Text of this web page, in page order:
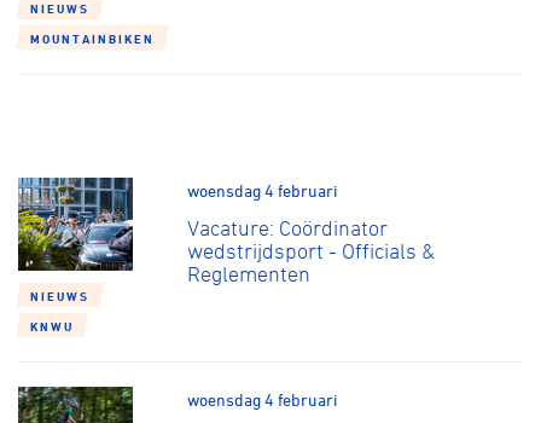
NIEUWS
MOUNTAINBIKEN
NIEUWS
KNWU
woensdag 4 februari
Vacature: Coördinator
wedstrijdsport - Officials &
Reglementen
woensdag 4 februari